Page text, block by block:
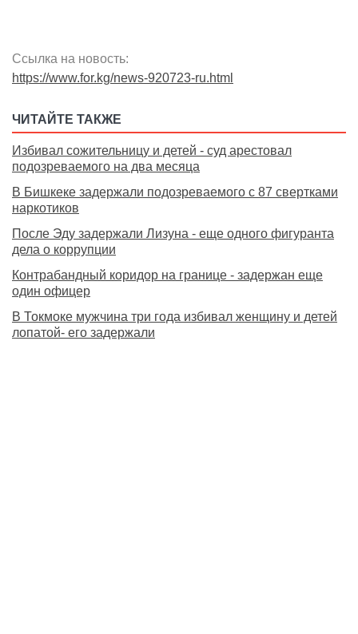
Ссылка на новость:
https://www.for.kg/news-920723-ru.html
ЧИТАЙТЕ ТАКЖЕ
Избивал сожительницу и детей - суд арестовал
подозреваемого на два месяца
В Бишкеке задержали подозреваемого с 87 свертками
наркотиков
После Эду задержали Лизуна - еще одного фигуранта
дела о коррупции
Контрабандный коридор на границе - задержан еще
один офицер
В Токмоке мужчина три года избивал женщину и детей
лопатой- его задержали